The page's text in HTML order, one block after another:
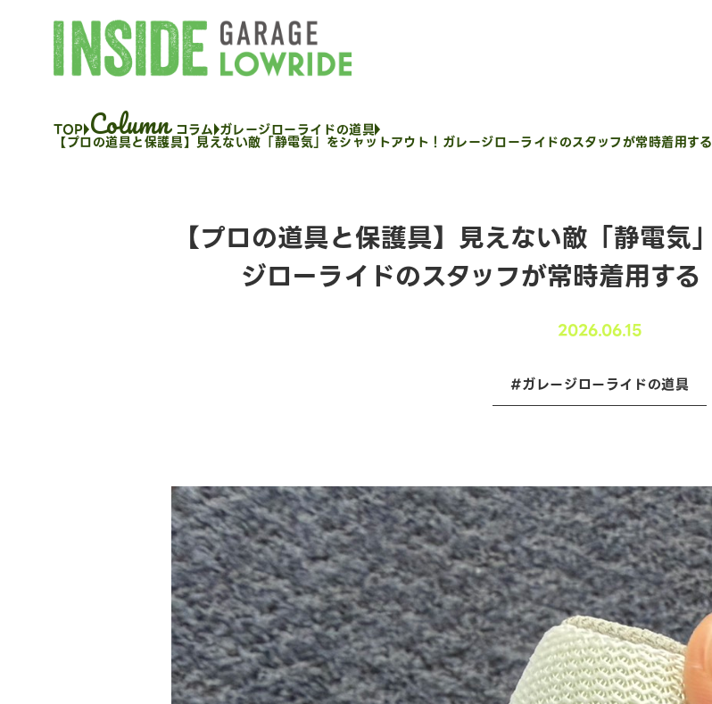
INSIDE GARAGE LOWRIDE
TOP Column コラム ガレージローライドの道具
【プロの道具と保護具】見えない敵「静電気」をシャットアウト！ガレージローライドのスタッフが常時着用す
【プロの道具と保護具】見えない敵「静電気
ジローライドのスタッフが常時着用す
2026.06.15
#ガレージローライドの道具